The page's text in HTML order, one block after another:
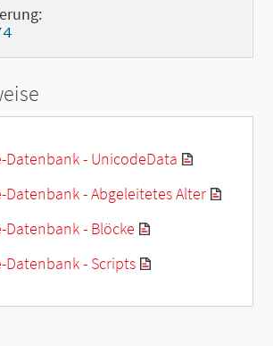
Datenbank - UnicodeData
Datenbank - Abgeleitetes Alter
Datenbank - Blöcke
Datenbank - Scripts